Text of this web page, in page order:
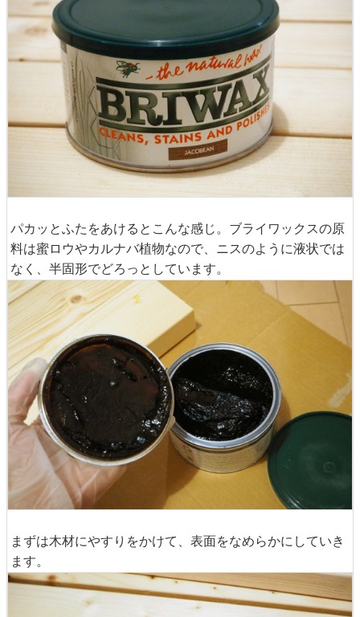
パカッとふたをあけるとこんな感じ。ブライワックスの原
料は蜜ロウやカルナバ植物なので、ニスのように液状では
なく、半固形でどろっとしています。
まずは木材にやすりをかけて、表面をなめらかにしていき
ます。